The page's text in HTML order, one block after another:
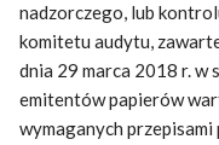
nadzorczego, lub
komitetu audytu,
dnia 29 marca 2018 r. w
emitentów papierów
wymaganych